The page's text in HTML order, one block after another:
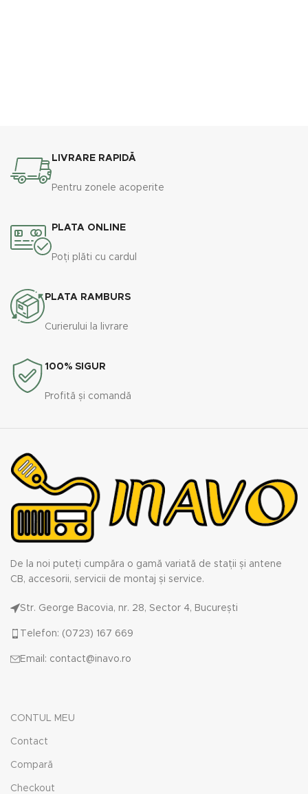
LIVRARE RAPIDĂ
Pentru zonele acoperite
PLATA ONLINE
Poți plăti cu cardul
PLATA RAMBURS
Curierului la livrare
100% SIGUR
Profită și comandă
De la noi puteți cumpăra o gamă variată de stații și antene
CB, accesorii, servicii de montaj și service.
Str. George Bacovia, nr. 28, Sector 4, București
Telefon: (0723) 167 669
Email: contact@inavo.ro
CONTUL MEU
Contact
Compară
Checkout